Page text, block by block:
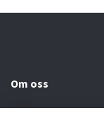
Om oss